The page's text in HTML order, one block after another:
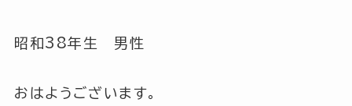
昭和38年生 男性
おはようございます。